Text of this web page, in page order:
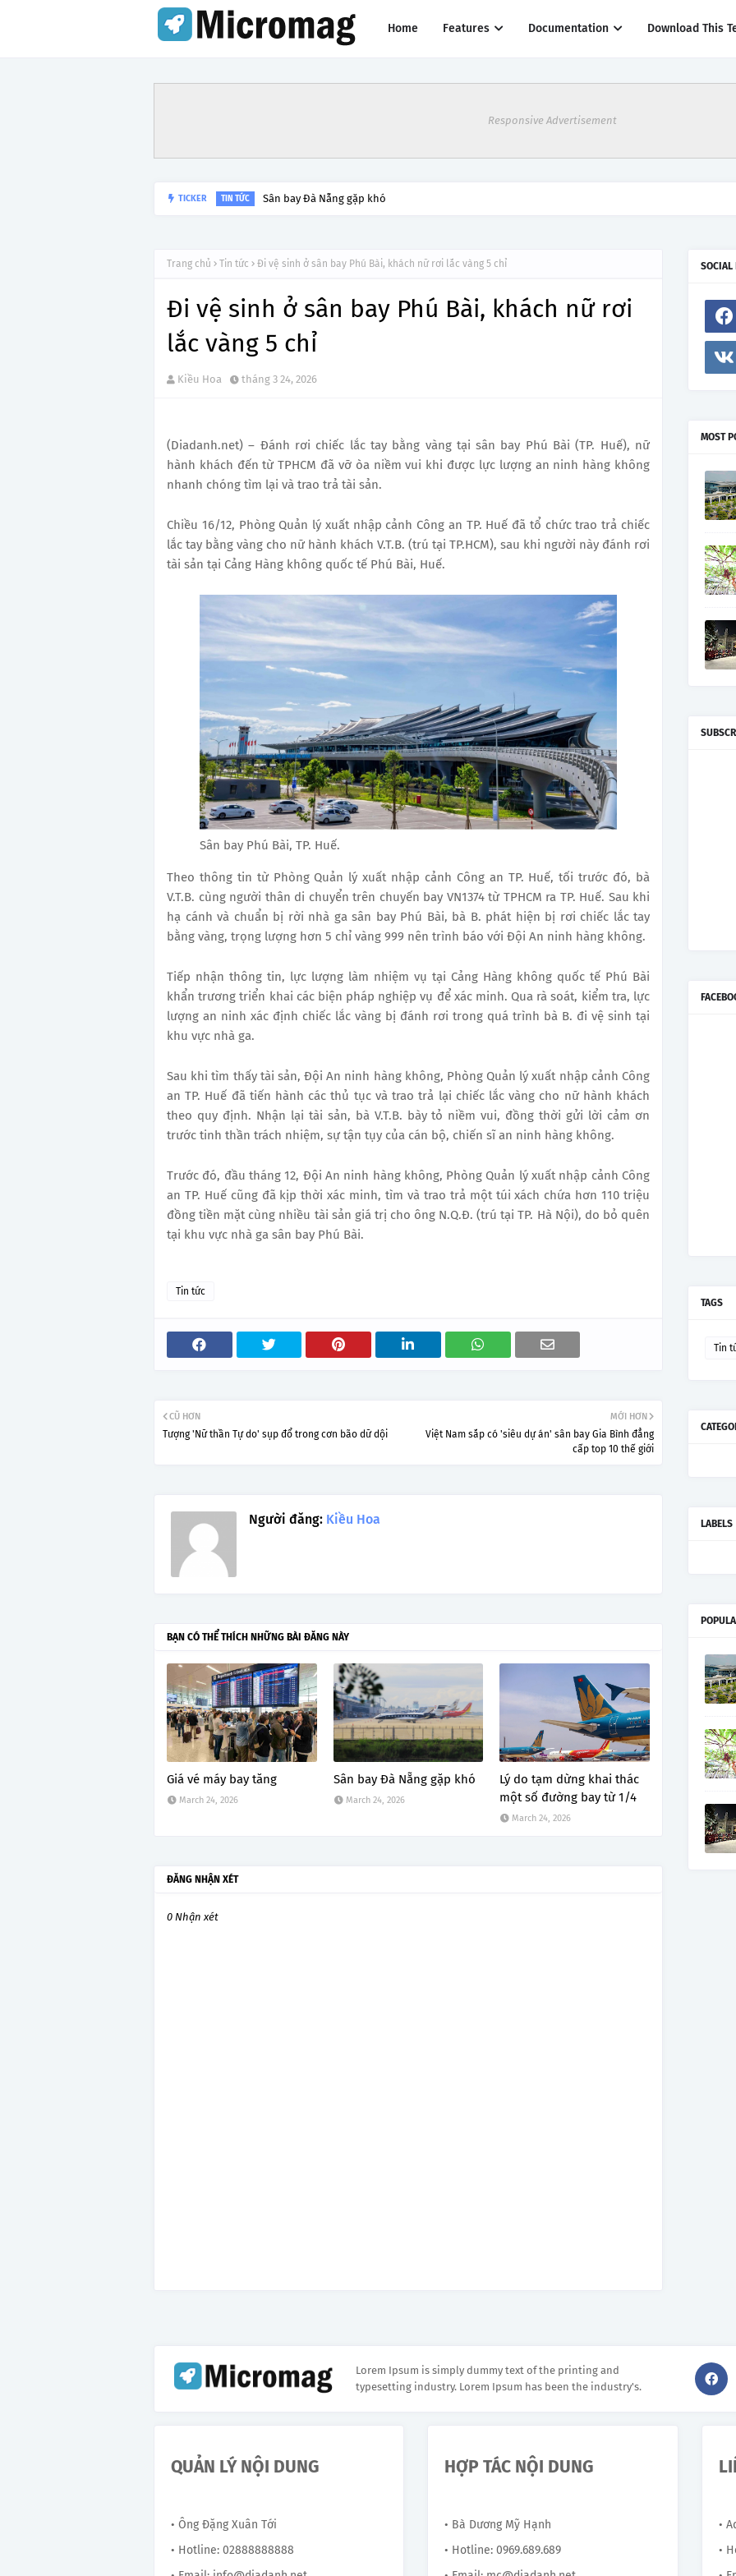
Home Features Documentation Download This
Responsive Advertisement
TICKER TIN TỨC Sân bay Đà Nẵng gặp khó
Trang chủ Tin tức Đi vệ sinh ở sân bay Phú Bài, khách nữ rơi lắc vàng 5 chỉ
Đi vệ sinh ở sân bay Phú Bài, khách nữ rơi
lắc vàng 5 chỉ
Kiều Hoa tháng 3 24, 2026
(Diadanh.net) – Đánh rơi chiếc lắc tay bằng vàng tại sân bay Phú Bài (TP. Huế), nữ
hành khách đến từ TPHCM đã vỡ òa niềm vui khi được lực lượng an ninh hàng không
nhanh chóng tìm lại và trao trả tài sản.
Chiều 16/12, Phòng Quản lý xuất nhập cảnh Công an TP. Huế đã tổ chức trao trả chiếc
lắc tay bằng vàng cho nữ hành khách V.T.B. (trú tại TP.HCM), sau khi người này đánh rơi
tài sản tại Cảng Hàng không quốc tế Phú Bài, Huế.
Sân bay Phú Bài, TP. Huế.
Theo thông tin từ Phòng Quản lý xuất nhập cảnh Công an TP. Huế, tối trước đó, bà
V.T.B. cùng người thân di chuyển trên chuyến bay VN1374 từ TPHCM ra TP. Huế. Sau khi
hạ cánh và chuẩn bị rời nhà ga sân bay Phú Bài, bà B. phát hiện bị rơi chiếc lắc tay
bằng vàng, trọng lượng hơn 5 chỉ vàng 999 nên trình báo với Đội An ninh hàng không.
Tiếp nhận thông tin, lực lượng làm nhiệm vụ tại Cảng Hàng không quốc tế Phú Bài
khẩn trương triển khai các biện pháp nghiệp vụ để xác minh. Qua rà soát, kiểm tra, lực
lượng an ninh xác định chiếc lắc vàng bị đánh rơi trong quá trình bà B. đi vệ sinh tại
khu vực nhà ga.
Sau khi tìm thấy tài sản, Đội An ninh hàng không, Phòng Quản lý xuất nhập cảnh Công
an TP. Huế đã tiến hành các thủ tục và trao trả lại chiếc lắc vàng cho nữ hành khách
theo quy định. Nhận lại tài sản, bà V.T.B. bày tỏ niềm vui, đồng thời gửi lời cảm ơn
trước tinh thần trách nhiệm, sự tận tụy của cán bộ, chiến sĩ an ninh hàng không.
Trước đó, đầu tháng 12, Đội An ninh hàng không, Phòng Quản lý xuất nhập cảnh Công
an TP. Huế cũng đã kịp thời xác minh, tìm và trao trả một túi xách chứa hơn 110 triệu
đồng tiền mặt cùng nhiều tài sản giá trị cho ông N.Q.Đ. (trú tại TP. Hà Nội), do bỏ quên
tại khu vực nhà ga sân bay Phú Bài.
Tin tức
MỚI HƠN
Việt Nam sắp có 'siêu dự án' sân bay Gia Bình đẳng
cấp top 10 thế giới
CŨ HƠN
Tượng 'Nữ thần Tự do' sụp đổ trong cơn bão dữ dội
Người đăng: Kiều Hoa
BẠN CÓ THỂ THÍCH NHỮNG BÀI ĐĂNG NÀY
Giá vé máy bay tăng
March 24, 2026
Sân bay Đà Nẵng gặp khó
March 24, 2026
Lý do tạm dừng khai thác
một số đường bay từ 1/4
March 24, 2026
ĐĂNG NHẬN XÉT
0 Nhận xét
SOCIAL
MOST
TAGS
Tin
LABELS
Lorem Ipsum is simply dummy text of the printing and
typesetting industry. Lorem Ipsum has been the industry's.
QUẢN LÝ NỘI DUNG
• Ông Đặng Xuân Tới
• Hotline: 02888888888
HỢP TÁC NỘI DUNG
• Bà Dương Mỹ Hạnh
• Hotline: 0969.689.689
•
•